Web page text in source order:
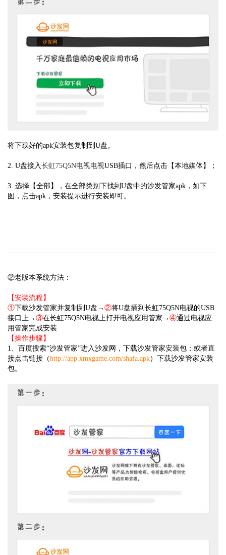
将下载好的apk安装包复制到U盘。
2. U盘接入长虹75Q5N电视电视USB插口，然后点击【本地媒体】；
3. 选择【全部】，在全部类别下找到U盘中的沙发管家apk，如下
图，点击apk，安装提示进行安装即可。
②老版本系统方法：
【安装流程】
①下载沙发管家并复制到U盘→ ②将U盘插到长虹75Q5N电视的USB
接口上→ ③在长虹75Q5N电视上打开电视应用管家→ ④通过电视应
用管家完成安装
【操作步骤】
1、百度搜索“沙发管家”进入沙发网，下载沙发管家安装包；或者直
接点击链接（http://app.xmxgame.com/shafa.apk）下载沙发管家安装
包。